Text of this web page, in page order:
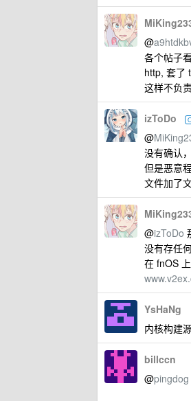
@
各个帖子
http, 套了
这样不负
izToDo
@
没有确认
但是恶意
文件加了
@izToDo
没有存任
在 fnOS
YsHaNg
内核构建
billccn
@pingdog